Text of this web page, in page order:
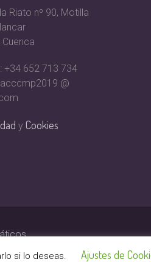
Riato nº 90, Motilla
+34 652 713 734
@
yCookies
si lo deseas. Ajustes de